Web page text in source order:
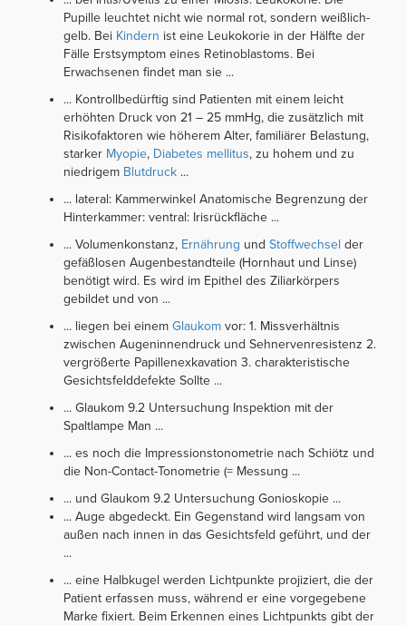
Pupille leuchtet nicht wie normal rot, sondern weißlich-
gelb. Bei Kindern ist eine Leukokorie in der Hälfte der
Fälle Erstsymptom eines Retinoblastoms. Bei
Erwachsenen findet man sie ...
... Kontrollbedürftig sind Patienten mit einem leicht
erhöhten Druck von 21 – 25 mmHg, die zusätzlich mit
Risikofaktoren wie höherem Alter, familiärer Belastung,
starker Myopie, Diabetes mellitus, zu hohem und zu
niedrigem Blutdruck ...
... lateral: Kammerwinkel Anatomische Begrenzung der
Hinterkammer: ventral: Irisrückfläche ...
... Volumenkonstanz, Ernährung und Stoffwechsel der
gefäßlosen Augenbestandteile (Hornhaut und Linse)
benötigt wird. Es wird im Epithel des Ziliarkörpers
gebildet und von ...
... liegen bei einem Glaukom vor: 1. Missverhältnis
zwischen Augeninnendruck und Sehnervenresistenz 2.
vergrößerte Papillenexkavation 3. charakteristische
Gesichtsfelddefekte Sollte ...
... Glaukom 9.2 Untersuchung Inspektion mit der
Spaltlampe Man ...
... es noch die Impressionstonometrie nach Schiötz und
die Non-Contact-Tonometrie (= Messung ...
... und Glaukom 9.2 Untersuchung Gonioskopie ...
... Auge abgedeckt. Ein Gegenstand wird langsam von
außen nach innen in das Gesichtsfeld geführt, und der
...
... eine Halbkugel werden Lichtpunkte projiziert, die der
Patient erfassen muss, während er eine vorgegebene
Marke fixiert. Beim Erkennen eines Lichtpunkts gibt der